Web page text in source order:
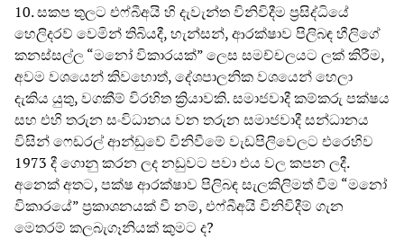
10. සකප තුලට එෆ්බීඅයි හි දැවැන්ත විනිවිදීම ප්‍රසිද්ධියේ
හෙලිදරව් වෙමින් තිබියදී, හැන්සන්, ආරක්ෂාව පිලිබඳ හීලිගේ
කනස්සල්ල “මනෝ විකාරයක්” ලෙස සමච්චලයට ලක් කිරීම,
අවම වශයෙන් කිවහොත්, දේශපාලනික වශයෙන් හෙලා
දැකිය යුතු, වගකීම් විරහිත ක්‍රියාවකි. සමාජවාදී කම්කරු පක්ෂය
සහ එහි තරුන සංවිධානය වන තරුන සමාජවාදී සන්ධානය
විසින් ෆෙඩරල් ආන්ඩුවේ විනිවීමේ වැඩපිලිවෙලට එරෙහිව
1973 දී ගොනු කරන ලද නඩුවට පවා එය වල කපන ලදී.
අනෙක් අතට, පක්ෂ ආරක්ෂාව පිලිබඳ සැලකිලිමත් වීම “මනෝ
විකාරයේ” ප්‍රකාශනයක් වී නම්, එෆ්බීඅයි විනිවිදීම් ගැන
මෙතරම් කලබැගෑනියක් කුමට ද?